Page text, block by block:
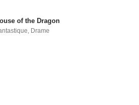
of the Dragon
Drame